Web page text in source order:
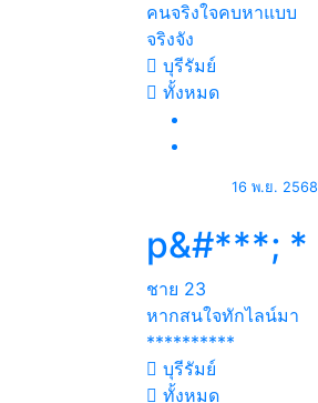
คนจริงใจคบหาแบบ
จริงจัง
บุรีรัมย์
ทั้งหมด
16 พ.ย. 2568
p&#***; *
ชาย 23
หากสนใจทักไลน์มา
**********
บุรีรัมย์
ทั้งหมด